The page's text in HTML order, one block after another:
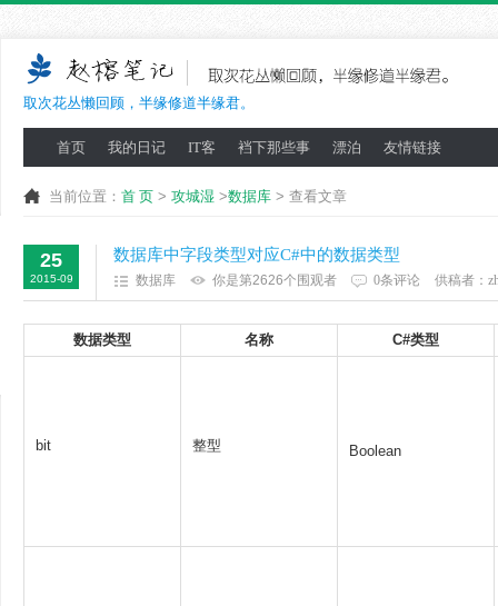
取次花丛懒回顾，半缘修道半缘君。
首页 我的日记 IT客 裆下那些事 漂泊 友情链接
当前位置： 首 页 > 攻城湿 >数据库 > 查看文章
25
2015-09
数据库中字段类型对应C#中的数据类型
数据库 你是第2626个围观者 0条评论 供稿者：
数据类型 名称 C#类型
bit 整型 Boolean